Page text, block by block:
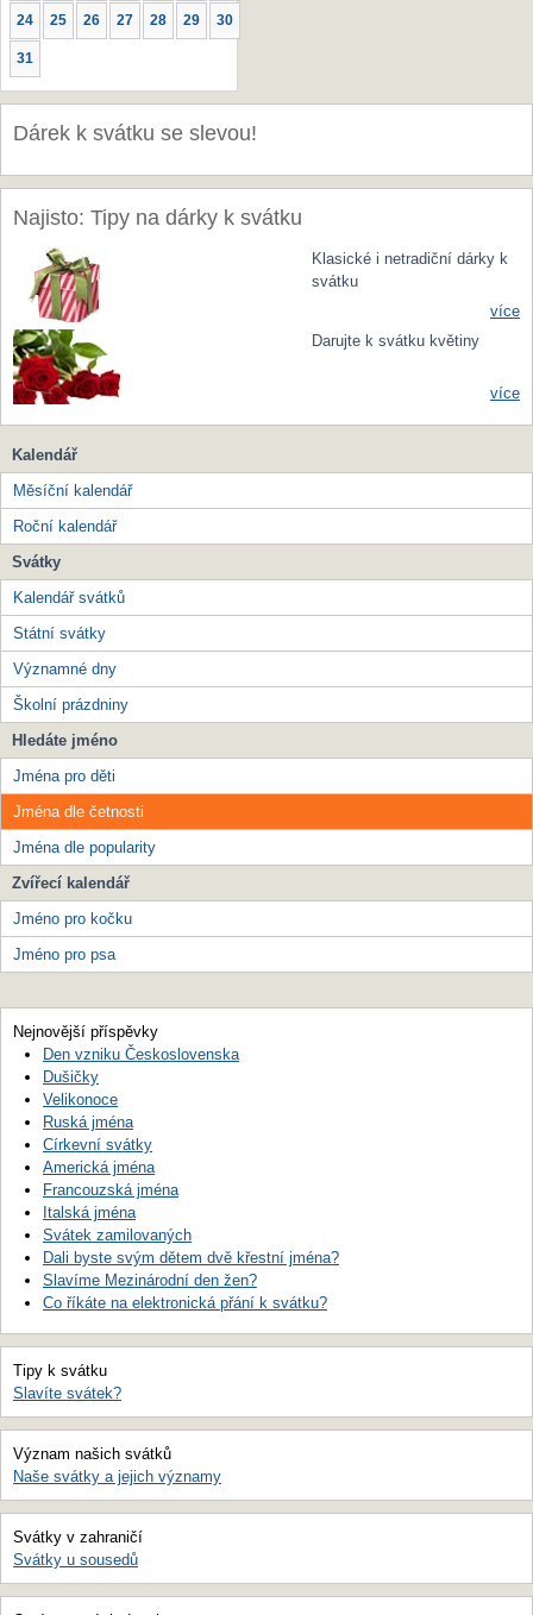
24 25 26 27 28 29 30
31
Dárek k svátku se slevou!
Najisto: Tipy na dárky k svátku
Klasické i netradiční dárky k
svátku
více
Darujte k svátku květiny
více
Kalendář
Měsíční kalendář
Roční kalendář
Svátky
Kalendář svátků
Státní svátky
Významné dny
Školní prázdniny
Hledáte jméno
Jména pro děti
Jména dle četnosti
Jména dle popularity
Zvířecí kalendář
Jméno pro kočku
Jméno pro psa
Nejnovější příspěvky
Den vzniku Československa
Dušičky
Velikonoce
Ruská jména
Církevní svátky
Americká jména
Francouzská jména
Italská jména
Svátek zamilovaných
Dali byste svým dětem dvě křestní jména?
Slavíme Mezinárodní den žen?
Co říkáte na elektronická přání k svátku?
Tipy k svátku
Slavíte svátek?
Význam našich svátků
Naše svátky a jejich významy
Svátky v zahraničí
Svátky u sousedů